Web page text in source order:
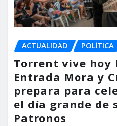
ACTUALIDAD POLÍTICA
Torrent vive hoy
Entrada Mora y
prepara para
el día grande de
Patronos